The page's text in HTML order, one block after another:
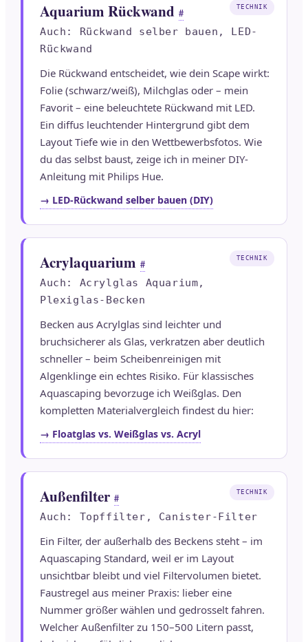
Aquarium Rückwand #
Auch: Rückwand selber bauen, LED-
Rückwand
Die Rückwand entscheidet, wie dein Scape wirkt:
Folie (schwarz/weiß), Milchglas oder – mein
Favorit – eine beleuchtete Rückwand mit LED.
Ein diffus leuchtender Hintergrund gibt dem
Layout Tiefe wie in den Wettbewerbsfotos. Wie
du das selbst baust, zeige ich in meiner DIY-
Anleitung mit Philips Hue.
→ LED-Rückwand selber bauen (DIY)
TECHNIK
Acrylaquarium #
Auch: Acrylglas Aquarium,
Plexiglas-Becken
Becken aus Acrylglas sind leichter und
bruchsicherer als Glas, verkratzen aber deutlich
schneller – beim Scheibenreinigen mit
Algenklinge ein echtes Risiko. Für klassisches
Aquascaping bevorzuge ich Weißglas. Den
kompletten Materialvergleich findest du hier:
→ Floatglas vs. Weißglas vs. Acryl
TECHNIK
Außenfilter #
Auch: Topffilter, Canister-Filter
Ein Filter, der außerhalb des Beckens steht – im
Aquascaping Standard, weil er im Layout
unsichtbar bleibt und viel Filtervolumen bietet.
Faustregel aus meiner Praxis: lieber eine
Nummer größer wählen und gedrosselt fahren.
Welcher Außenfilter zu 150–500 Litern passt,
TECHNIK